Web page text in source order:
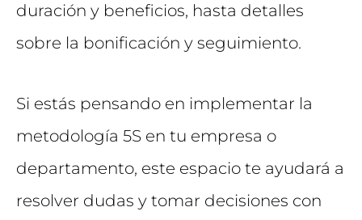
duración y beneficios, hasta detalles
sobre la bonificación y seguimiento.
Si estás pensando en implementar la
metodología 5S en tu empresa o
departamento, este espacio te ayudará a
resolver dudas y tomar decisiones con